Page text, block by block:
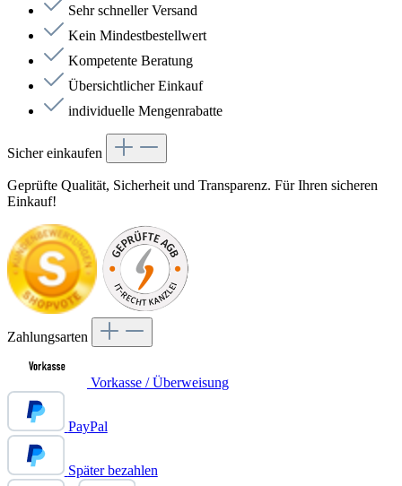
Sehr schneller Versand
Kein Mindestbestellwert
Kompetente Beratung
Übersichtlicher Einkauf
individuelle Mengenrabatte
Sicher einkaufen
Geprüfte Qualität, Sicherheit und Transparenz. Für Ihren sicheren
Einkauf!
Zahlungsarten
Vorkasse / Überweisung
PayPal
Später bezahlen